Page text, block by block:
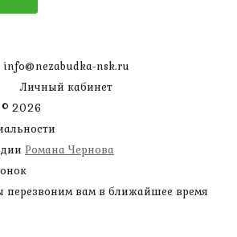
info@nezabudka-nsk.ru
Личный кабинет
2026
Романа Чернова
вам в ближайшее время